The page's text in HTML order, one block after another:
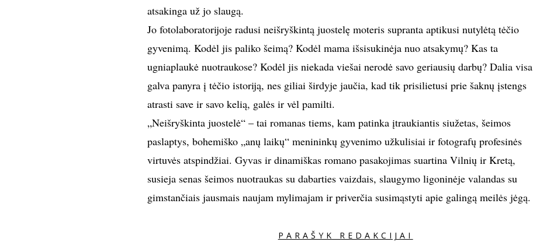
atsakinga už jo slaugą.
Jo fotolaboratorijoje radusi neišryškintą juostelę moteris supranta aptikusi nutylėtą tėčio
gyvenimą. Kodėl jis paliko šeimą? Kodėl mama išsisukinėja nuo atsakymų? Kas ta
ugniaplaukė nuotraukose? Kodėl jis niekada viešai nerodė savo geriausių darbų? Dalia visa
galva panyra į tėčio istoriją, nes giliai širdyje jaučia, kad tik prisilietusi prie šaknų įstengs
atrasti save ir savo kelią, galės ir vėl pamilti.
„Neišryškinta juostelė“ – tai romanas tiems, kam patinka įtraukiantis siužetas, šeimos
paslaptys, bohemiško „anų laikų“ menininkų gyvenimo užkulisiai ir fotografų profesinės
virtuvės atspindžiai. Gyvas ir dinamiškas romano pasakojimas suartina Vilnių ir Kretą,
susieja senas šeimos nuotraukas su dabarties vaizdais, slaugymo ligoninėje valandas su
gimstančiais jausmais naujam mylimajam ir priverčia susimąstyti apie galingą meilės jėgą.
PARAŠYK REDAKCIJAI